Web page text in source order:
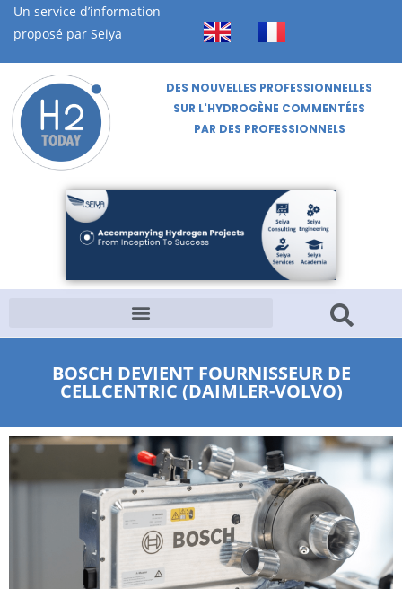
Un service d’information
proposé par Seiya
DES NOUVELLES PROFESSIONNELLES
SUR L'HYDROGÈNE COMMENTÉES
PAR DES PROFESSIONNELS
BOSCH DEVIENT FOURNISSEUR DE
CELLCENTRIC (DAIMLER-VOLVO)